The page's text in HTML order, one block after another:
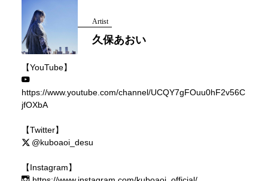
Artist
久保あおい
【YouTube】
https://www.youtube.com/channel/UCQY7gFOuu0hF2v56C
jfOXbA
【Twitter】
@kuboaoi_desu
【Instagram】